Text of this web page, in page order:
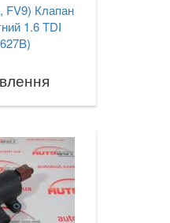
FV9) Клапан
1.6 TDI